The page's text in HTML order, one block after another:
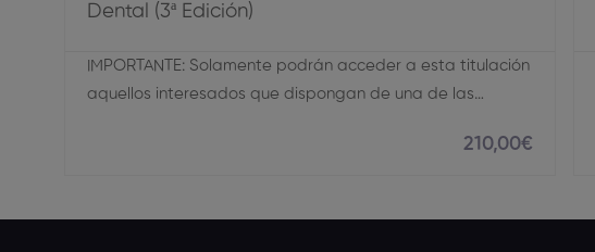
Dental (3ª Edición)
IMPORTANTE: Solamente podrán acceder a esta titulación
aquellos interesados que dispongan de una de las…
210,00€